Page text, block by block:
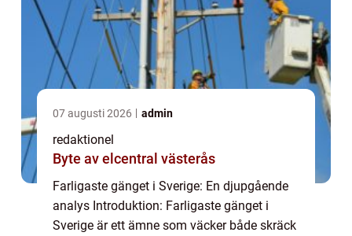
07 augusti 2026 admin
redaktionel
Byte av elcentral västerås
Farligaste gänget i Sverige: En djupgående
analys Introduktion: Farligaste gänget i
Sverige är ett ämne som väcker både skräck